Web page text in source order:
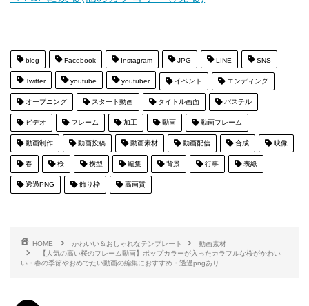
blog Facebook Instagram JPG LINE SNS
Twitter youtube youtuber イベント エンディング
オープニング スタート動画 タイトル画面 パステル
ビデオ フレーム 加工 動画 動画フレーム
動画制作 動画投稿 動画素材 動画配信 合成 映像
春 桜 横型 編集 背景 行事 表紙
透過PNG 飾り枠 高画質
HOME かわいい＆おしゃれなテンプレート
動画素材
【人気の高い桜のフレーム動画】ポップカラーが入ったカラフルな桜がかわい
い・春の季節やおめでたい動画の編集におすすめ・透過pngあり